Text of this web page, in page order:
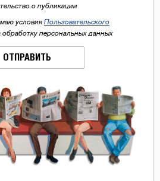
о публикации
условия Пользовательского
обработку персональных данных
ОТПРАВИТЬ